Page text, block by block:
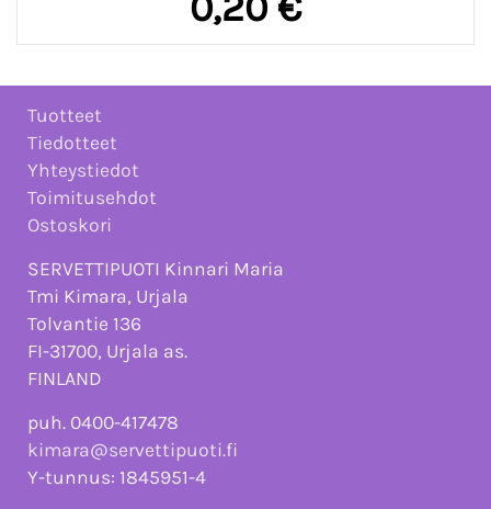
Tuotteet
Tiedotteet
Yhteystiedot
Toimitusehdot
Ostoskori
SERVETTIPUOTI Kinnari Maria
Tmi Kimara, Urjala
Tolvantie 136
FI-31700, Urjala as.
FINLAND
puh. 0400-417478
kimara@servettipuoti.fi
Y-tunnus: 1845951-4